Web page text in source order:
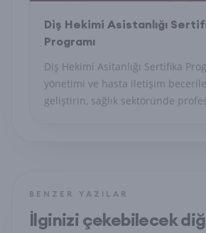
Diş Hekimi Asistanlığı
Programı
Diş Hekimi Asitanlığı Sertifika
yönetimi ve hasta iletişim
geliştirin, sağlık sektöründe
BENZER YAZILAR
İlginizi çekebilecek